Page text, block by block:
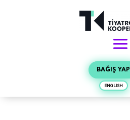
BAĞIŞ YAP
ENGLISH